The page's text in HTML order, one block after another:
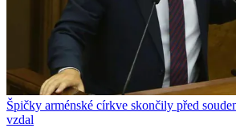
Špičky arménské církve skončily před
vzdal